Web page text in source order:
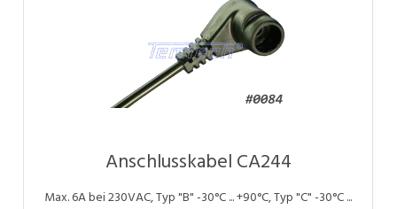
Anschlusskabel CA244
Max. 6A bei 230VAC, Typ "B" -30°C ... +90°C, Typ "C" -30°C ...